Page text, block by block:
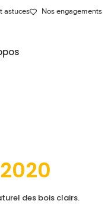
astuces Nos engagements
2020
des bois clairs.